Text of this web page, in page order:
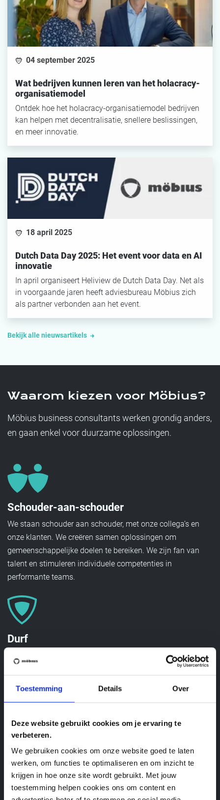
Toestemming Details Over
Deze website gebruikt cookies om je ervaring te
verbeteren.
We gebruiken cookies om onze website goed te laten
werken, om functies te optimaliseren en om inzicht te
krijgen in hoe onze site wordt gebruikt. Met jouw
toestemming helpen cookies ons om content en
04 september 2025
Wat bedrijven kunnen leren van het holacracy-
organisatiemodel
Ontdek hoe het holacracy-organisatiemodel bedrijven
kan helpen met decentralisatie, snellere beslissingen,
en meer innovatie.
18 april 2025
Dutch Data Day 2025: Het event voor data en AI
innovatie
In april organiseert Heliview de Dutch Data Day. Net als
in voorgaande jaren heeft adviesbureau Möbius zich
als partner verbonden aan het event.
Bekijk alle nieuwsartikels
Waarom kiezen voor Möbius?
Möbius business consultants werken grondig anders,
en gaan enkel voor duurzame oplossingen.
Schouder-aan-schouder
We staan schouder aan schouder, met onze collega’s en
onze klanten. We creëren samen oplossingen om
gemeenschappelijke doelen te bereiken. We zijn fan van
talent en stimuleren individuele competenties in
performante teams.
Durf
We brengen innovatie en extra creativiteit in alles wat we
doen. We stellen evidenties in vraag. We applaudisseren
verantwoordelijkheid opneemt. Meer nog, we stimuleren het
Gedreven
We gaan met passie elke uitdaging aan. We zetten resoluut